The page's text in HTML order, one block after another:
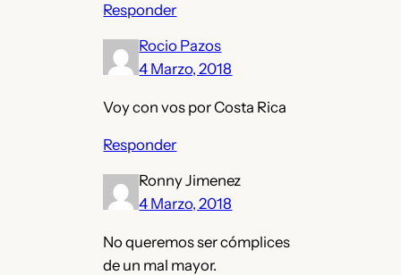
Responder
Rocio Pazos
4 Marzo, 2018
Voy con vos por Costa Rica
Responder
Ronny Jimenez
4 Marzo, 2018
No queremos ser cómplices
de un mal mayor.